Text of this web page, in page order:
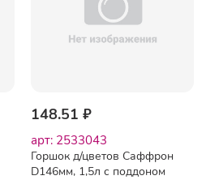
148.51 ₽
арт: 2533043
Горшок д/цветов Саффрон
D146мм, 1,5л с поддоном